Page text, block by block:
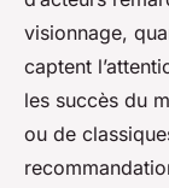
visionnage,
captent
les succès du
ou de